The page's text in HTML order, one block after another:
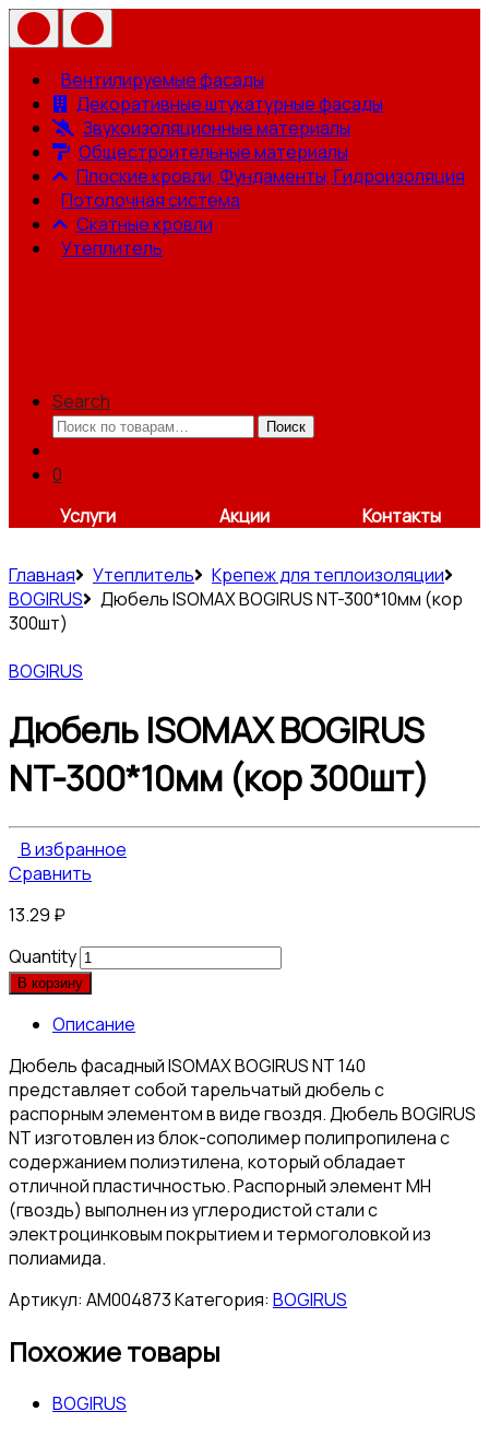
Вентилируемые фасады
Декоративные штукатурные фасады
Звукоизоляционные материалы
Общестроительные материалы
Плоские кровли, Фундаменты, Гидроизоляция
Потолочная система
Скатные кровли
Утеплитель
Search
Искать:
Поиск
0
Услуги
Акции Контакты
Главная Утеплитель
Крепеж для теплоизоляции
BOGIRUS
Дюбель ISOMAX BOGIRUS NT-300*10мм (кор
300шт)
BOGIRUS
Дюбель ISOMAX BOGIRUS
NT-300*10мм (кор 300шт)
В избранное
Сравнить
13.29 ₽
Quantity
В корзину
Описание
Дюбель фасадный ISOMAX BOGIRUS NT 140
представляет собой тарельчатый дюбель с
распорным элементом в виде гвоздя. Дюбель BOGIRUS
NT изготовлен из блок-сополимер полипропилена с
содержанием полиэтилена, который обладает
отличной пластичностью. Распорный элемент МН
(гвоздь) выполнен из углеродистой стали с
электроцинковым покрытием и термоголовкой из
полиамида.
Артикул: АМ004873Категория: BOGIRUS
Похожие товары
BOGIRUS